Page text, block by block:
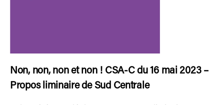
Non, non, non et non ! CSA-C du 16 mai 2023 –
Propos liminaire de Sud Centrale